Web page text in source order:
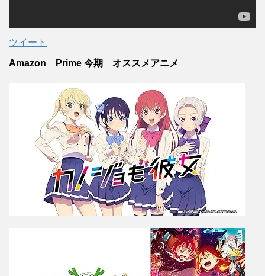
ツイート
Amazon Prime 今期 オススメアニメ